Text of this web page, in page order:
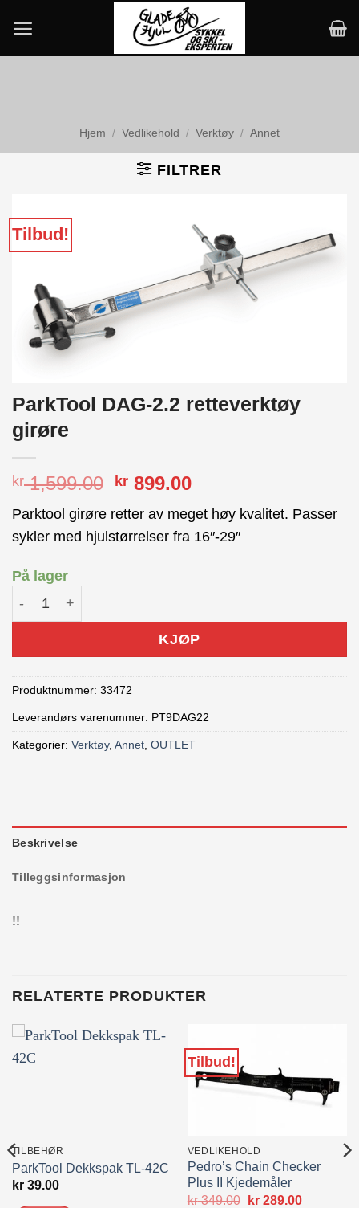
content
Hjem / Vedlikehold / Verktøy / Annet
FILTRER
Tilbud!
ParkTool DAG-2.2 retteverktøy
girøre
kr1,599.00 Opprinnelig
var:
kr 1,599.00.
kr 899.00Nåværende
er:
kr 899.00.
Parktool girøre retter av meget høy kvalitet. Passer
sykler med hjulstørrelser fra 16″-29″
På lager
ParkTool DAG-2.2 retteverktøy girøre antall
KJØP
Produktnummer: 33472
Leverandørs varenummer: PT9DAG22
Kategorier: Verktøy, Annet OUTLET
Beskrivelse
Tilleggsinformasjon
!!
RELATERTE PRODUKTER
TILBEHØR
ParkTool Dekkspak TL-42C
kr39.00
Tilbud!
VEDLIKEHOLD
Pedro’s Chain Checker
Plus II Kjedemåler
kr349.00
Opprinnelig
kr289.00